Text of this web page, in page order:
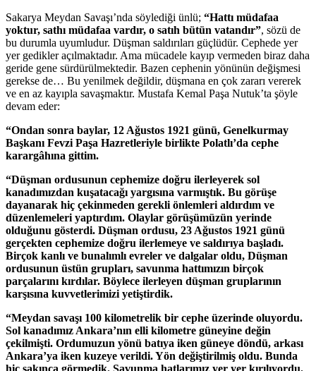
Sakarya Meydan Savaşı’nda söylediği ünlü; “Hattı müdafaa
yoktur, sathı müdafaa vardır, o satıh bütün vatandır”, sözü de
bu durumla uyumludur. Düşman saldırıları güçlüdür. Cephede yer
yer gedikler açılmaktadır. Ama mücadele kayıp vermeden biraz daha
geride gene sürdürülmektedir. Bazen cephenin yönünün değişmesi
gerekse de… Bu yenilmek değildir, düşmana en çok zararı vererek
ve en az kayıpla savaşmaktır. Mustafa Kemal Paşa Nutuk’ta şöyle
devam eder:
“Ondan sonra baylar, 12 Ağustos 1921 günü, Genelkurmay
Başkanı Fevzi Paşa Hazretleriyle birlikte Polatlı’da cephe
karargâhına gittim.
“Düşman ordusunun cephemize doğru ilerleyerek sol
kanadımızdan kuşatacağı yargısına varmıştık. Bu görüşe
dayanarak hiç çekinmeden gerekli önlemleri aldırdım ve
düzenlemeleri yaptırdım. Olaylar görüşümüzün yerinde
olduğunu gösterdi. Düşman ordusu, 23 Ağustos 1921 günü
gerçekten cephemize doğru ilerlemeye ve saldırıya başladı.
Birçok kanlı ve bunalımlı evreler ve dalgalar oldu, Düşman
ordusunun üstün grupları, savunma hattımızın birçok
parçalarını kırdılar. Böylece ilerleyen düşman gruplarının
karşısına kuvvetlerimizi yetiştirdik.
“Meydan savaşı 100 kilometrelik bir cephe üzerinde oluyordu.
Sol kanadımız Ankara’nın elli kilometre güneyine değin
çekilmişti. Ordumuzun yönü batıya iken güneye döndü, arkası
Ankara’ya iken kuzeye verildi. Yön değiştirilmiş oldu. Bunda
hiç sakınca görmedik. Savunma hatlarımız yer yer kırılıyordu.